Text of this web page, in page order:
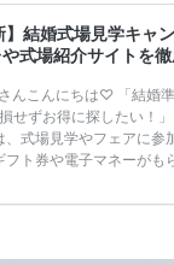
】結婚式場見学キャ
式場紹介サイトを
んこんにちは♡ 「結婚
損せずお得に探したい！
、式場見学やフェアに参
フト券や電子マネーがも
、比較せずに選ぶと損